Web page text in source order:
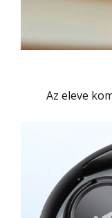
Az eleve kompakt kialakítás még kisebbre